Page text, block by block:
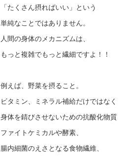
「たくさん摂ればいい」という
単純なことではありません。
人間の身体のメカニズムは、
もっと複雑でもっと繊細ですよ！！
例えば、野菜を摂ること。
ビタミン、ミネラル補給だけではなく
身体を錆びさせないための抗酸化物質
ファイトケミカルや酵素、
腸内細菌のえさとなる食物繊維、